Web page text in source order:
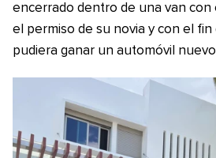
encerrado dentro de una van con
el permiso de su novia y con el fin
pudiera ganar un automóvil